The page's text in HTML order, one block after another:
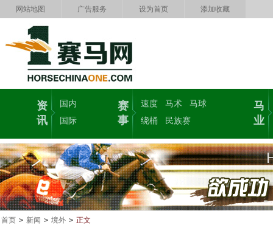
网站地图 广告服务 设为首页 添加收藏
资
讯
国内
国际
赛
事
速度 马术
马球
绕桶
民族赛
马
业
首页 > 新闻 > 境外 > 正文